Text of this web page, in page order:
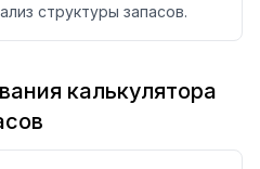
структуры запасов.
калькулятора